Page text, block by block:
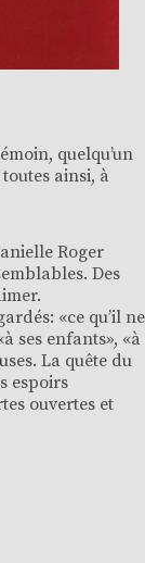
quelqu’un
ainsi, à
Roger
Des
«ce qu’il ne
ses enfants», «à
La quête du
espoirs
ouvertes et